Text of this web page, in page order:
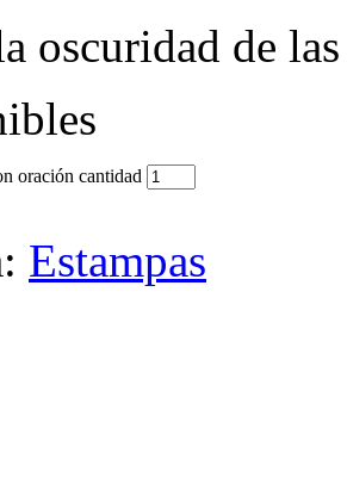
oscuridad de
oración cantidad
Estampas